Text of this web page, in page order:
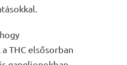
THC elsősorban